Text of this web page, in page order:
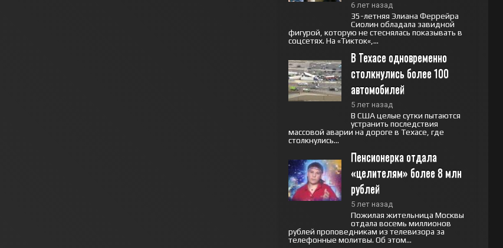
6 лет назад
35-летняя Элиана Феррейра
Сиолин обладала завидной
фигурой, которую не стеснялась показывать в
соцсетях. На «Тикток«,...
В Техасе одновременно
столкнулись более 100
автомобилей
5 лет назад
В США целые сутки пытаются
устранить последствия
массовой аварии на дороге в Техасе, где
столкнулись...
Пенсионерка отдала
«целителям» более 8 млн
рублей
5 лет назад
Пожилая жительница Москвы
отдала восемь миллионов
рублей проповедникам из телевизора за
телефонные молитвы. Об этом...